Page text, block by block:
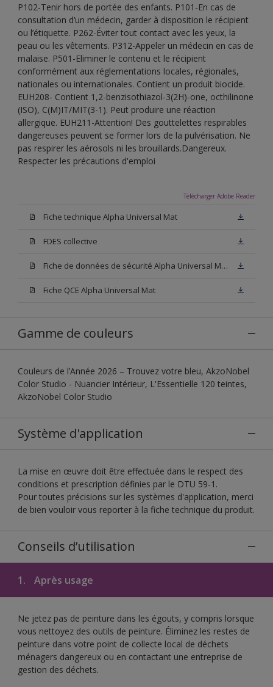
P102-Tenir hors de portée des enfants. P101-En cas de
consultation d’un médecin, garder à disposition le récipient
ou l’étiquette. P262-Éviter tout contact avec les yeux, la
peau ou les vêtements. P312-Appeler un médecin en cas de
malaise. P501-Eliminer le contenu et le récipient
conformément aux réglementations locales, régionales,
nationales ou internationales. Contient un produit biocide.
EUH208- Contient 1,2-benzisothiazol-3(2H)-one, octhilinone
(ISO), C(M)IT/MIT(3-1). Peut produire une réaction
allergique. EUH211-Attention! Des gouttelettes respirables
dangereuses peuvent se former lors de la pulvérisation. Ne
pas respirer les aérosols ni les brouillards.Dangereux.
Respecter les précautions d'emploi
Télécharger Adobe Reader
Fiche technique Alpha Universal Mat
FDES collective
Fiche de données de sécurité Alpha Universal Mat Base W05
Fiche QCE Alpha Universal Mat
Gamme de couleurs
Couleurs de l’Année 2026 – Trouvez votre bleu, AkzoNobel
Color Studio - Nuancier Intérieur, L'Essentielle 120 teintes,
AkzoNobel Color Studio
Système d'application
La mise en œuvre doit être effectuée dans le respect des
conditions et prescription définies par le DTU 59-1.
Pour toutes précisions sur les systèmes d'application, merci
de bien vouloir vous reporter à la fiche technique du produit.
Conseils d’utilisation
1. Après usage
Ne jetez pas de peinture dans les égouts, y compris lorsque
vous nettoyez des outils de peinture. Éliminez les restes de
peinture dans votre point de collecte local de déchets
ménagers dangereux ou en contactant une entreprise de
gestion des déchets.